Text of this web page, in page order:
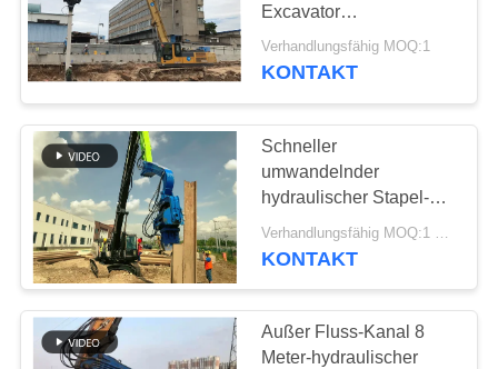
TRETEN
SIE
MIT
UNS
VERBINDUNG
NACHRICHTEN
FÄLLE
Excavator
umweltfreundlich
Verhandlungsfähig MOQ:1
KONTAKT
Schneller
umwandelnder
hydraulischer Stapel-
Fahrer, Blatt-Stapel-
Maschine für 17 Ton
KONTAKT
Außer Fluss-Kanal 8
Meter-hydraulischer